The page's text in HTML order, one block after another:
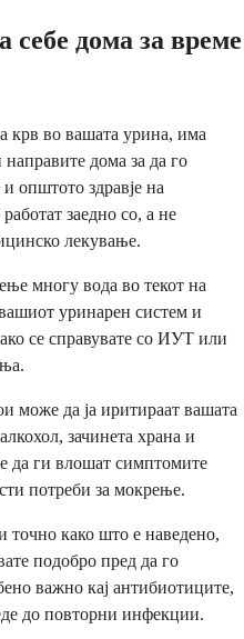
себе дома за време
крв во вашата урина, има
дома за да го
општото здравје на
заедно со, а не
лекување.
многу вода во текот на
уринарен систем и
се справувате со ИУТ или
може да ја иритираат вашата
зачинета храна и
да ги влошат симптомите
потреби за мокрење.
точно како што е наведено,
подобро пред да го
важно кај антибиотиците,
до повторни инфекции.